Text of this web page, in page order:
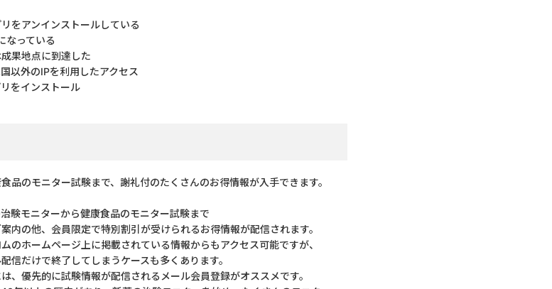
をアンインストールしている
なっている
果地点に到達した
以外のIPを利用したアクセス
をインストール
品のモニター試験まで、謝礼付のたくさんのお得情報が入手できます。
験モニターから健康食品のモニター試験まで
の他、会員限定で特別割引が受けられるお得情報が配信されます。
のホームページ上に掲載されている情報からもアクセス可能ですが、
だけで終了してしまうケースも多くあります。
優先的に試験情報が配信されるメール会員登録がオススメです。